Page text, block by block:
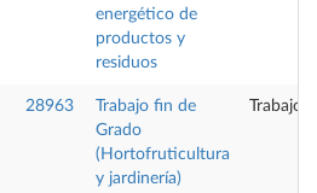
energético de
productos y
residuos
28963
Trabajo fin de
Grado
(Hortofruticultura
y jardinería)
Trabajo